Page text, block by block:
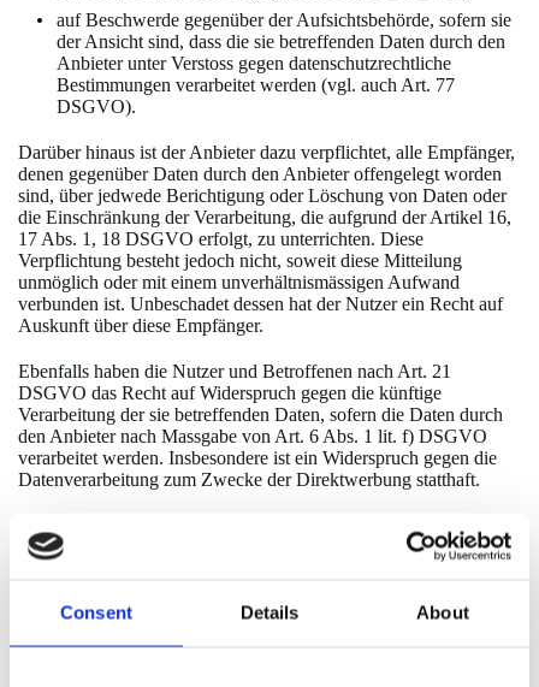
Consent Details About
auf Beschwerde gegenüber der Aufsichtsbehörde, sofern sie
der Ansicht sind, dass die sie betreffenden Daten durch den
Anbieter unter Verstoss gegen datenschutzrechtliche
Bestimmungen verarbeitet werden (vgl. auch Art. 77
DSGVO).
Darüber hinaus ist der Anbieter dazu verpflichtet, alle Empfänger,
denen gegenüber Daten durch den Anbieter offengelegt worden
sind, über jedwede Berichtigung oder Löschung von Daten oder
die Einschränkung der Verarbeitung, die aufgrund der Artikel 16,
17 Abs. 1, 18 DSGVO erfolgt, zu unterrichten. Diese
Verpflichtung besteht jedoch nicht, soweit diese Mitteilung
unmöglich oder mit einem unverhältnismässigen Aufwand
verbunden ist. Unbeschadet dessen hat der Nutzer ein Recht auf
Auskunft über diese Empfänger.
Ebenfalls haben die Nutzer und Betroffenen nach Art. 21
DSGVO das Recht auf Widerspruch gegen die künftige
Verarbeitung der sie betreffenden Daten, sofern die Daten durch
den Anbieter nach Massgabe von Art. 6 Abs. 1 lit. f) DSGVO
verarbeitet werden. Insbesondere ist ein Widerspruch gegen die
Datenverarbeitung zum Zwecke der Direktwerbung statthaft.
Sie auf den Text und ersetzen Sie ihn durch Ihre eigenen Inhalte.
Geben Sie den Text entweder direkt ein oder fügen Sie den